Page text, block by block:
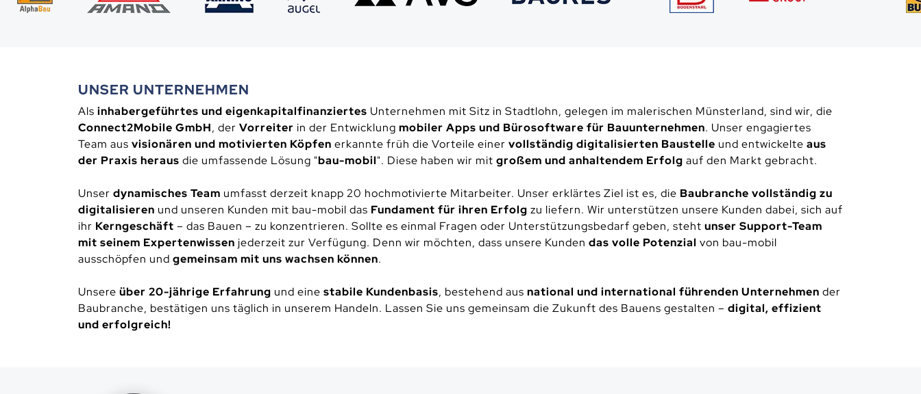
UNSER UNTERNEHMEN
Als inhabergeführtes und eigenkapitalfinanziertes Unternehmen mit Sitz in Stadtlohn, gelegen im malerischen Münsterland, sind wir, die
Connect2Mobile GmbH, der Vorreiter in der Entwicklung mobiler Apps und Bürosoftware für Bauunternehmen. Unser engagiertes
Team aus visionären und motivierten Köpfen erkannte früh die Vorteile einer vollständig digitalisierten Baustelle und entwickelte aus
der Praxis heraus die umfassende Lösung "bau-mobil". Diese haben wir mit großem und anhaltendem Erfolg auf den Markt gebracht.
Unser dynamisches Team umfasst derzeit knapp 20 hochmotivierte Mitarbeiter. Unser erklärtes Ziel ist es, die Baubranche vollständig zu
digitalisieren und unseren Kunden mit bau-mobil das Fundament für ihren Erfolg zu liefern. Wir unterstützen unsere Kunden dabei, sich auf
ihr Kerngeschäft – das Bauen – zu konzentrieren. Sollte es einmal Fragen oder Unterstützungsbedarf geben, steht unser Support-Team
mit seinem Expertenwissen jederzeit zur Verfügung. Denn wir möchten, dass unsere Kunden das volle Potenzial von bau-mobil
ausschöpfen und gemeinsam mit uns wachsen können.
Unsere über 20-jährige Erfahrung und eine stabile Kundenbasis, bestehend aus national und international führenden Unternehmen der
Baubranche, bestätigen uns täglich in unserem Handeln. Lassen Sie uns gemeinsam die Zukunft des Bauens gestalten – digital, effizient
und erfolgreich!